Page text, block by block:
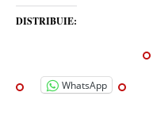
DISTRIBUIE:
WhatsApp